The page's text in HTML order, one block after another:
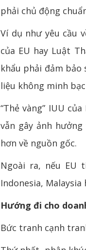
phải chủ động
Ví dụ như yêu cầu
của EU hay Luật
khẩu phải đảm
liệu không minh
“Thẻ vàng” IUU
vẫn gây ảnh
hơn về nguồn gốc.
Ngoài ra, nếu EU
Indonesia,
Hướng đi cho
Bức tranh cạnh